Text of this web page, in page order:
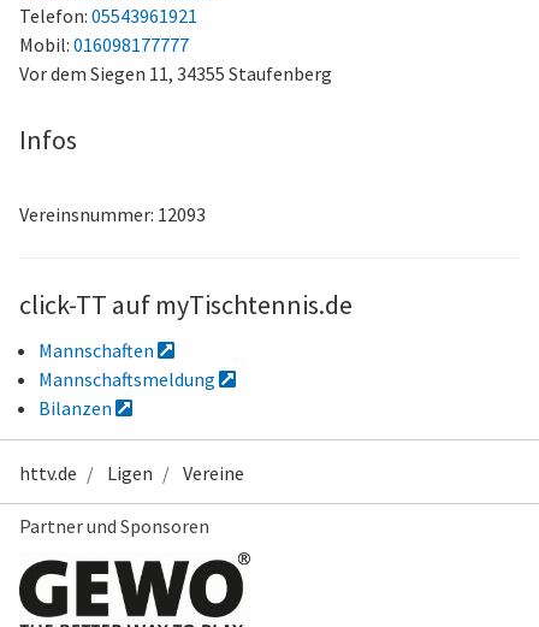
Telefon: 05543961921
Mobil: 016098177777
Vor dem Siegen 11, 34355 Staufenberg
Infos
Vereinsnummer: 12093
click-TT auf myTischtennis.de
Mannschaften
Mannschaftsmeldung
Bilanzen
httv.de Ligen Vereine
Partner und Sponsoren